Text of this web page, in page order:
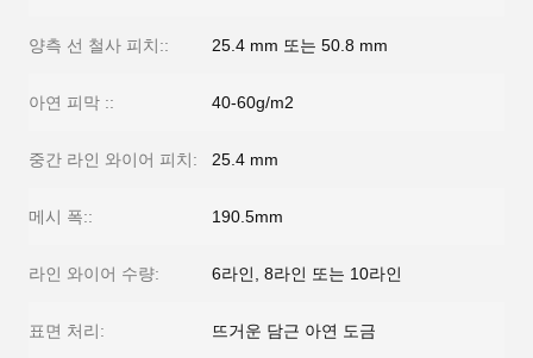
양측 선 철사 피치:: 25.4 mm 또는 50.8 mm
아연 피막 :: 40-60g/m2
중간 라인 와이어 피치: 25.4 mm
메시 폭:: 190.5mm
라인 와이어 수량: 6라인, 8라인 또는 10라인
표면 처리: 뜨거운 담근 아연 도금